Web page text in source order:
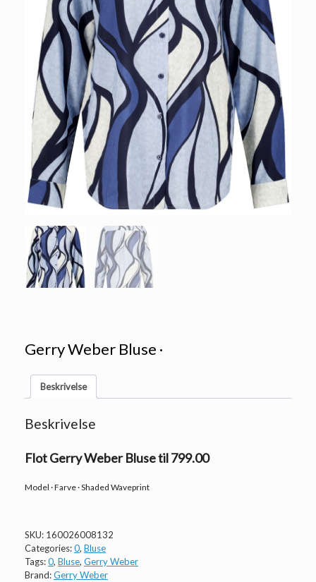
Gerry Weber Bluse ·
Beskrivelse
Beskrivelse
Flot Gerry Weber Bluse til 799.00
Model · Farve · Shaded Waveprint
SKU: 160026008132
Categories:0, Bluse
Tags:0, Bluse, Gerry Weber
Brand:Gerry Weber